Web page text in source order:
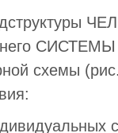
него
схемы